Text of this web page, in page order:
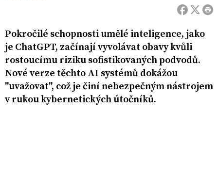
Pokročilé schopnosti umělé inteligence, jako
je ChatGPT, začínají vyvolávat obavy kvůli
rostoucímu riziku sofistikovaných podvodů.
Nové verze těchto AI systémů dokážou
"uvažovat", což je činí nebezpečným nástrojem
v rukou kybernetických útočníků.